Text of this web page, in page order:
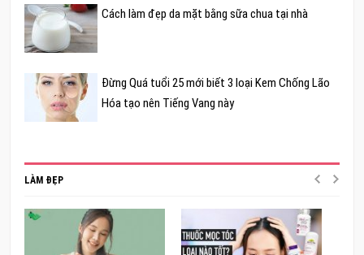
Cách làm đẹp da mặt bằng sữa chua tại nhà
Đừng Quá tuổi 25 mới biết 3 loại Kem Chống Lão
Hóa tạo nên Tiếng Vang này
LÀM ĐẸP